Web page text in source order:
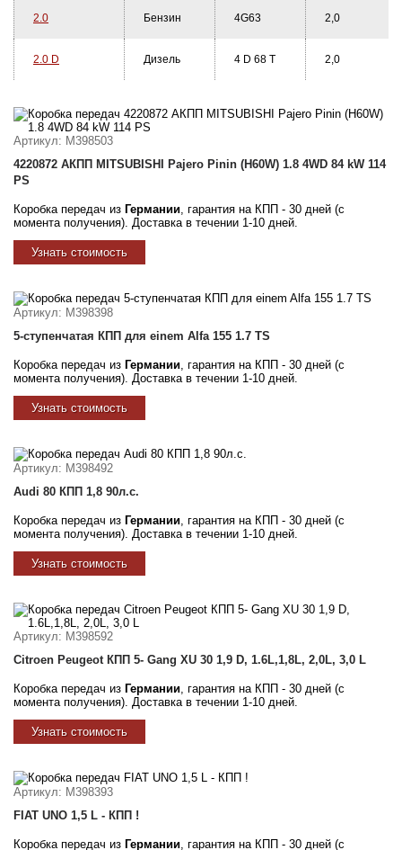
2.0 Бензин 4G63 2,0
2.0 D Дизель 4 D 68 T 2,0
Артикул: M398503
4220872 АКПП MITSUBISHI Pajero Pinin (H60W) 1.8 4WD 84 kW 114
PS
Коробка передач из Германии , гарантия на КПП - 30 дней (с
момента получения). Доставка в течении 1-10 дней.
Узнать стоимость
Артикул: M398398
5-ступенчатая КПП для einem Alfa 155 1.7 TS
Коробка передач из Германии , гарантия на КПП - 30 дней (с
момента получения). Доставка в течении 1-10 дней.
Узнать стоимость
Артикул: M398492
Audi 80 КПП 1,8 90л.с.
Коробка передач из Германии , гарантия на КПП - 30 дней (с
момента получения). Доставка в течении 1-10 дней.
Узнать стоимость
Артикул: M398592
Citroen Peugeot КПП 5- Gang XU 30 1,9 D, 1.6L,1,8L, 2,0L, 3,0 L
Коробка передач из Германии , гарантия на КПП - 30 дней (с
момента получения). Доставка в течении 1-10 дней.
Узнать стоимость
Артикул: M398393
FIAT UNO 1,5 L - КПП !
Коробка передач из Германии , гарантия на КПП - 30 дней (с